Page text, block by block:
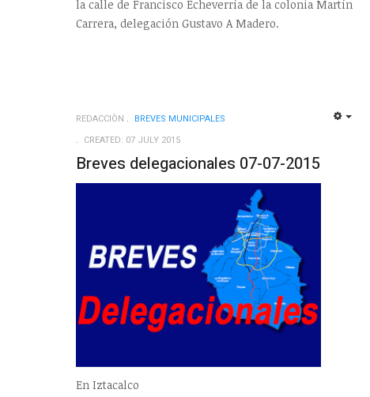
la calle de Francisco Echeverría de la colonia Martín
Carrera, delegación Gustavo A Madero.
REDACCIÒN
BREVES MUNICIPALES
CREATED: 07 JULY 2015
Breves delegacionales 07-07-2015
En Iztacalco